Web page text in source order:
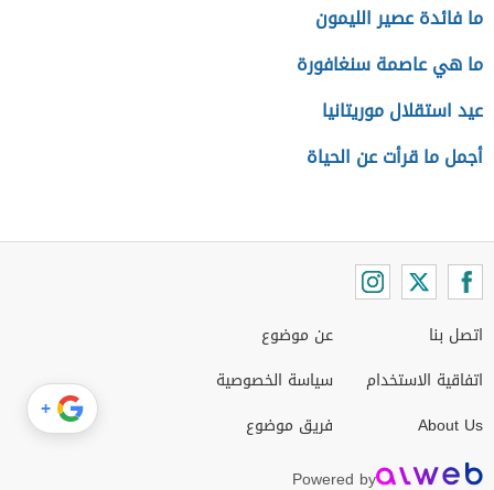
ما فائدة عصير الليمون
ما هي عاصمة سنغافورة
عيد استقلال موريتانيا
أجمل ما قرأت عن الحياة
اتصل بنا
اتفاقية الاستخدام
About Us
عن موضوع
سياسة الخصوصية
فريق موضوع
Powered by
+